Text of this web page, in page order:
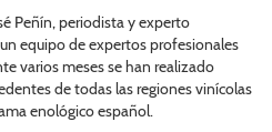
Peñín, periodista y experto
equipo de expertos profesionales
varios meses se han realizado
de todas las regiones vinícolas
enológico español.